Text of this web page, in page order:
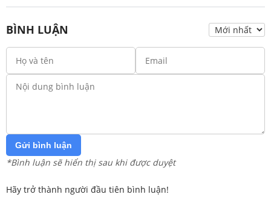
BÌNH LUẬN
Gửi bình luận
*Bình luận sẽ hiển thị sau khi được duyệt
Hãy trở thành người đầu tiên bình luận!